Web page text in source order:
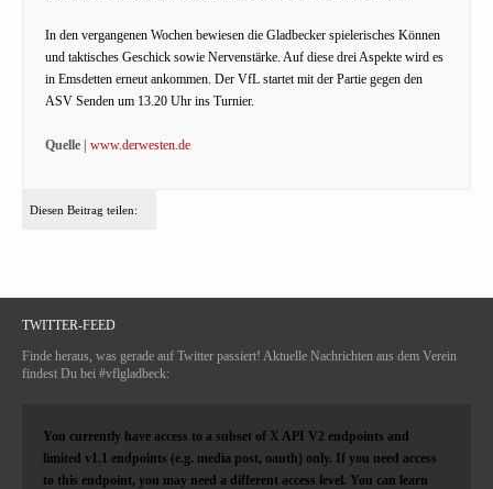
In den vergangenen Wochen bewiesen die Gladbecker spielerisches Können
und taktisches Geschick sowie Nervenstärke. Auf diese drei Aspekte wird es
in Emsdetten erneut ankommen. Der VfL startet mit der Partie gegen den
ASV Senden um 13.20 Uhr ins Turnier.
Quelle | www.derwesten.de
Diesen Beitrag teilen:
TWITTER-FEED
Finde heraus, was gerade auf Twitter passiert! Aktuelle Nachrichten aus dem Verein
findest Du bei #vflgladbeck:
You currently have access to a subset of X API V2 endpoints and
limited v1.1 endpoints (e.g. media post, oauth) only. If you need access
to this endpoint, you may need a different access level. You can learn